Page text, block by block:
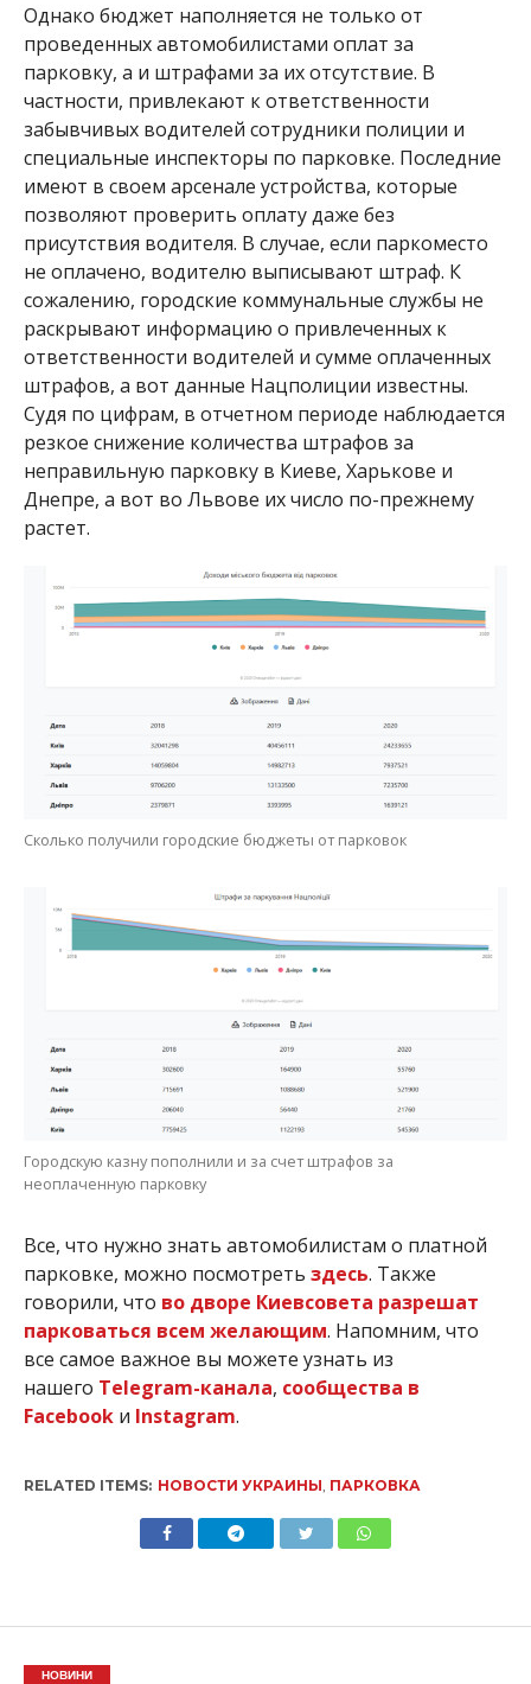
Однако бюджет наполняется не только от
проведенных автомобилистами оплат за
парковку, а и штрафами за их отсутствие. В
частности, привлекают к ответственности
забывчивых водителей сотрудники полиции и
специальные инспекторы по парковке. Последние
имеют в своем арсенале устройства, которые
позволяют проверить оплату даже без
присутствия водителя. В случае, если паркоместо
не оплачено, водителю выписывают штраф. К
сожалению, городские коммунальные службы не
раскрывают информацию о привлеченных к
ответственности водителей и сумме оплаченных
штрафов, а вот данные Нацполиции известны.
Судя по цифрам, в отчетном периоде наблюдается
резкое снижение количества штрафов за
неправильную парковку в Киеве, Харькове и
Днепре, а вот во Львове их число по-прежнему
растет.
Сколько получили городские бюджеты от парковок
Городскую казну пополнили и за счет штрафов за
неоплаченную парковку
Все, что нужно знать автомобилистам о платной
парковке, можно посмотреть здесь. Также
говорили, что во дворе Киевсовета разрешат
парковаться всем желающим. Напомним, что
все самое важное вы можете узнать из
нашего Telegram-канала, сообщества в
Facebookи Instagram.
RELATED ITEMS: НОВОСТИ УКРАИНЫ ПАРКОВКА
НОВИНИ